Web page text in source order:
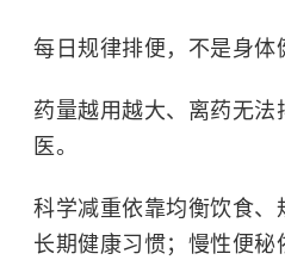
每日规律排便，不是身体
药量越用越大、离药无
医。
科学减重依靠均衡饮食、
长期健康习惯；慢性便秘